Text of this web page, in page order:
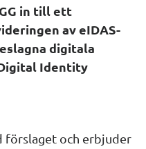
in till ett
av eIDAS-
digitala
Identity
förslaget och erbjuder